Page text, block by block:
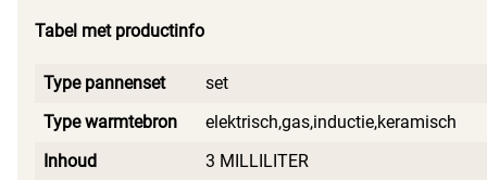
Tabel met productinfo
Type pannenset
set
Type warmtebron
elektrisch,gas,inductie,keramisch
Inhoud
3 MILLILITER